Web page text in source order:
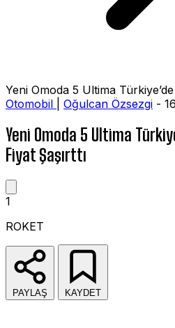
Yeni Omoda 5 Ultima Türkiye’de
Otomobil
Oğulcan Özsezgi -
Yeni Omoda 5 Ultima
Fiyat Şaşırttı
1
ROKET
PAYLAŞ KAYDET